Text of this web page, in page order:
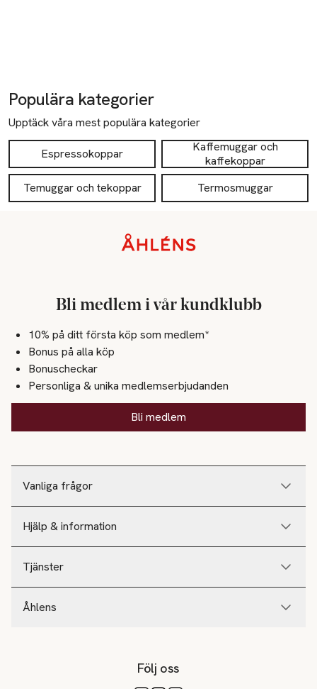
Populära kategorier
Upptäck våra mest populära kategorier
Espressokoppar
Kaffemuggar och
kaffekoppar
Temuggar och tekoppar
Termosmuggar
Vanliga frågor
Hjälp & information
Tjänster
Åhlens
Bli medlem i vår kundklubb
10% på ditt första köp som medlem*
Bonus på alla köp
Bonuscheckar
Personliga & unika medlemserbjudanden
Bli medlem
Följ oss